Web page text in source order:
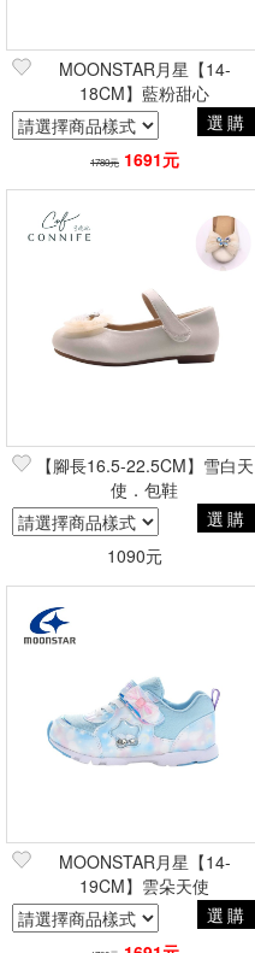
MOONSTAR月星【14-
18CM】藍粉甜心
選購
1780元 1691元
【腳長16.5-22.5CM】雪白天
使．包鞋
選購
1090元
MOONSTAR月星【14-
19CM】雲朵天使
選購